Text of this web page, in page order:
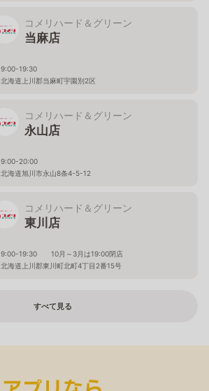
コメリハード＆グリーン
当麻店
9:00-19:30
北海道上川郡当麻町宇園別2区
コメリハード＆グリーン
永山店
9:00-20:00
北海道旭川市永山8条4-5-12
コメリハード＆グリーン
東川店
9:00-19:30 10月～3月は19:00閉店
北海道上川郡東川町北町4丁目2番15号
すべて見る